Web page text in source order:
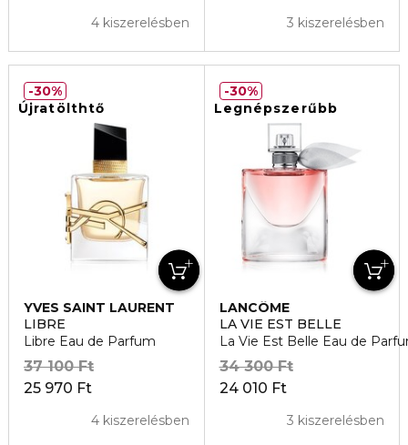
4 kiszerelésben 3 kiszerelésben
Újratölthtő
YVES SAINT LAURENT
LIBRE
Libre Eau de Parfum
25 970 Ft
37 100 Ft
4 kiszerelésben
30%
Legnépszerűbb
LANCÔME
LA VIE EST BELLE
La Vie Est Belle Eau de
24 010 Ft
34 300 Ft
3 kiszerelésben
30%